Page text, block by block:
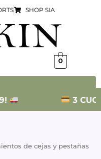
SHOP SIA
0
3
de cejas y pestañas